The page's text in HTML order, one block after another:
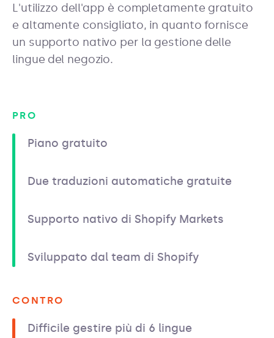
L'utilizzo dell'app è completamente gratuito
e altamente consigliato, in quanto fornisce
un supporto nativo per la gestione delle
lingue del negozio.
PRO
Piano gratuito
Due traduzioni automatiche gratuite
Supporto nativo di Shopify Markets
Sviluppato dal team di Shopify
CONTRO
Difficile gestire più di 6 lingue